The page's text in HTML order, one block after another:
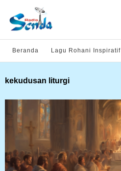
Beranda Lagu Rohani Inspiratif
kekudusan liturgi